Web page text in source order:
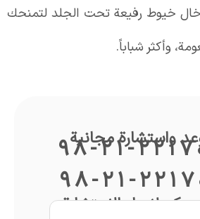
خيوط رفيعة تحت الجلد لتمنحك
وأكثر شباباً.
واستشارة مجانية
98-21-
98-21-
لإجراء الاستشارة